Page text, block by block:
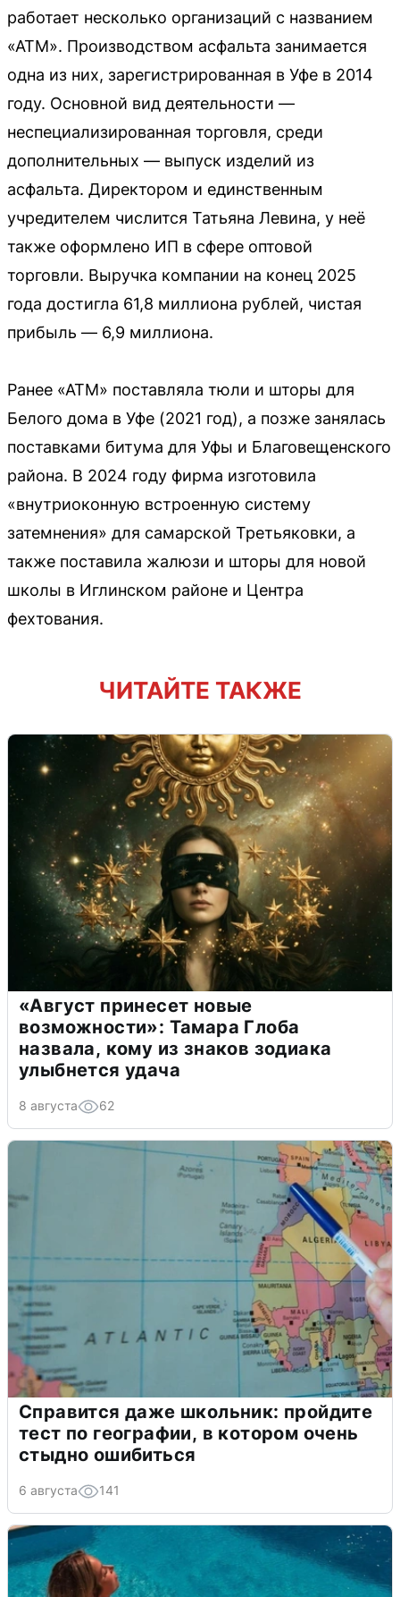
работает несколько организаций с названием
«АТМ». Производством асфальта занимается
одна из них, зарегистрированная в Уфе в 2014
году. Основной вид деятельности —
неспециализированная торговля, среди
дополнительных — выпуск изделий из
асфальта. Директором и единственным
учредителем числится Татьяна Левина, у неё
также оформлено ИП в сфере оптовой
торговли. Выручка компании на конец 2025
года достигла 61,8 миллиона рублей, чистая
прибыль — 6,9 миллиона.
Ранее «АТМ» поставляла тюли и шторы для
Белого дома в Уфе (2021 год), а позже занялась
поставками битума для Уфы и Благовещенского
района. В 2024 году фирма изготовила
«внутриоконную встроенную систему
затемнения» для самарской Третьяковки, а
также поставила жалюзи и шторы для новой
школы в Иглинском районе и Центра
фехтования.
ЧИТАЙТЕ ТАКЖЕ
«Август принесет новые
возможности»: Тамара Глоба
назвала, кому из знаков зодиака
улыбнется удача
8 августа 62
Справится даже школьник: пройдите
тест по географии, в котором очень
стыдно ошибиться
6 августа 141